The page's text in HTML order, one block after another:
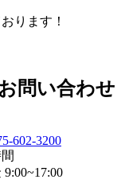
ります！
お問い合わせ
602-3200
9:00~17:00